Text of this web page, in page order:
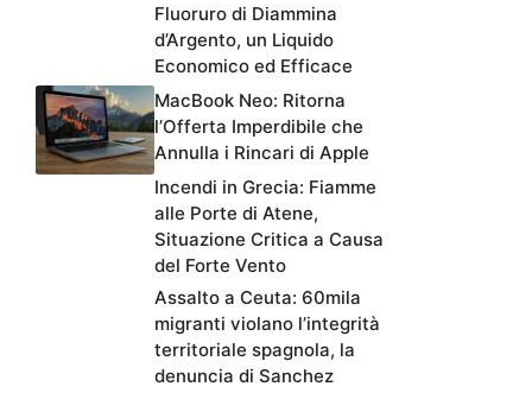
Fluoruro di Diammina
d’Argento, un Liquido
Economico ed Efficace
MacBook Neo: Ritorna
l’Offerta Imperdibile che
Annulla i Rincari di Apple
Incendi in Grecia: Fiamme
alle Porte di Atene,
Situazione Critica a Causa
del Forte Vento
Assalto a Ceuta: 60mila
migranti violano l’integrità
territoriale spagnola, la
denuncia di Sanchez